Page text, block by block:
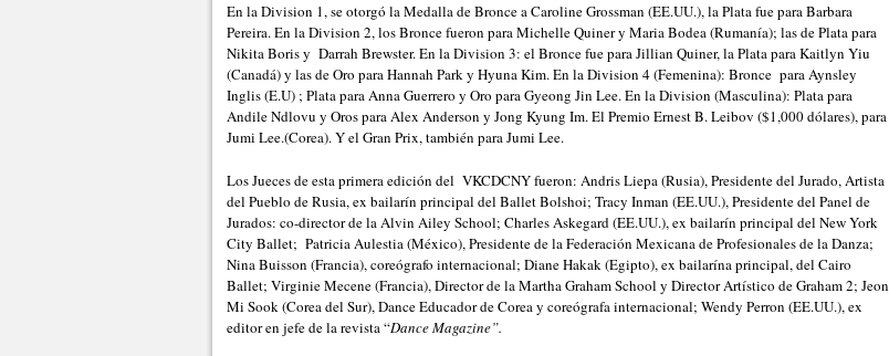
En la Division 1, se otorgó la Medalla de Bronce a Caroline Grossman (EE.UU.), la Plata fue para Barbara
Pereira. En la Division 2, los Bronce fueron para Michelle Quiner y Maria Bodea (Rumanía); las de Plata para
Nikita Boris y Darrah Brewster. En la Division 3: el Bronce fue para Jillian Quiner, la Plata para Kaitlyn Yiu
(Canadá) y las de Oro para Hannah Park y Hyuna Kim. En la Division 4 (Femenina): Bronce para Aynsley
Inglis (E.U) ; Plata para Anna Guerrero y Oro para Gyeong Jin Lee. En la Division (Masculina): Plata para
Andile Ndlovu y Oros para Alex Anderson y Jong Kyung Im. El Premio Ernest B. Leibov ($1,000 dólares), para
Jumi Lee.(Corea). Y el Gran Prix, también para Jumi Lee.
Los Jueces de esta primera edición del VKCDCNY fueron: Andris Liepa (Rusia), Presidente del Jurado, Artista
del Pueblo de Rusia, ex bailarín principal del Ballet Bolshoi; Tracy Inman (EE.UU.), Presidente del Panel de
Jurados: co-director de la Alvin Ailey School; Charles Askegard (EE.UU.), ex bailarín principal del New York
City Ballet; Patricia Aulestia (México), Presidente de la Federación Mexicana de Profesionales de la Danza;
Nina Buisson (Francia), coreógrafo internacional; Diane Hakak (Egipto), ex bailarína principal, del Cairo
Ballet; Virginie Mecene (Francia), Director de la Martha Graham School y Director Artístico de Graham 2; Jeon
Mi Sook (Corea del Sur), Dance Educador de Corea y coreógrafa internacional; Wendy Perron (EE.UU.), ex
editor en jefe de la revista “Dance Magazine”.